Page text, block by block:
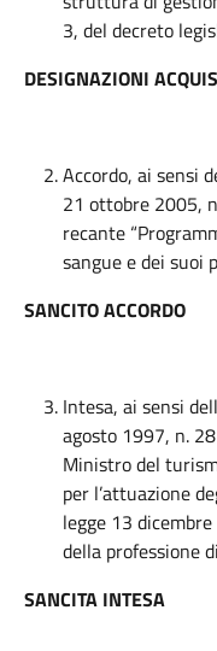
3, del decreto
DESIGNAZIONI
Accordo, ai sensi
21 ottobre 2005,
recante
sangue e dei suoi
SANCITO ACCORDO
Intesa, ai sensi
agosto 1997, n.
Ministro del
per l’attuazione
legge 13
della professione
SANCITA INTESA